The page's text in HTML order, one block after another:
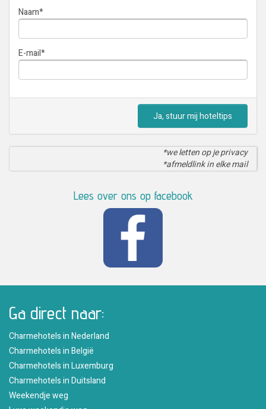
Naam*
E-mail*
Ja, stuur mij hoteltips
*we letten op je privacy
*afmeldlink in elke mail
Lees over ons op facebook
Ga direct naar:
Charmehotels in Nederland
Charmehotels in België
Charmehotels in Luxemburg
Charmehotels in Duitsland
Weekendje weg